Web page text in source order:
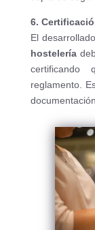
6.
El
hostelería
reglamento.